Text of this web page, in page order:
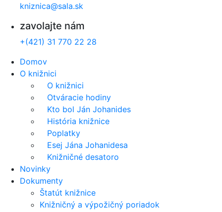
kniznica@sala.sk
zavolajte nám
+(421) 31 770 22 28
Domov
O knižnici
O knižnici
Otváracie hodiny
Kto bol Ján Johanides
História knižnice
Poplatky
Esej Jána Johanidesa
Knižničné desatoro
Novinky
Dokumenty
Štatút knižnice
Knižničný a výpožičný poriadok